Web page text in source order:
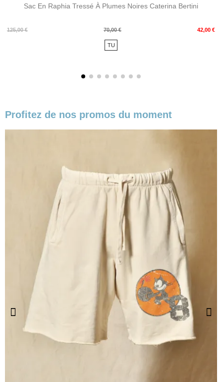
Sac En Raphia Tressé À Plumes Noires Caterina Bertini
125,00 €
Prix
70,00 € 42,00 €
Prix
TU
Profitez de nos promos du moment